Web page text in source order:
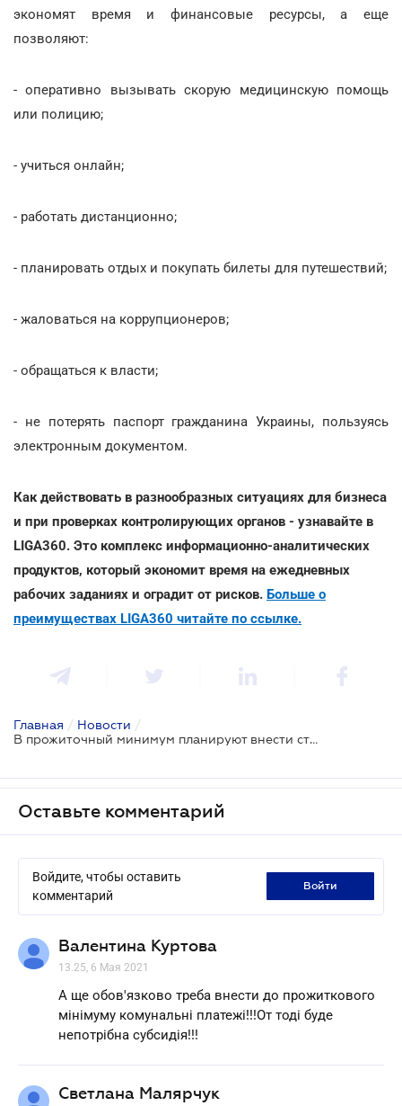
экономят время и финансовые ресурсы, а еще
позволяют:
- оперативно вызывать скорую медицинскую помощь
или полицию;
- учиться онлайн;
- работать дистанционно;
- планировать отдых и покупать билеты для путешествий;
- жаловаться на коррупционеров;
- обращаться к власти;
- не потерять паспорт гражданина Украины, пользуясь
электронным документом.
Как действовать в разнообразных ситуациях для бизнеса
и при проверках контролирующих органов - узнавайте в
LIGA360. Это комплекс информационно-аналитических
продуктов, который экономит время на ежедневных
рабочих заданиях и оградит от рисков. Больше о
преимуществах LIGA360 читайте по ссылке.
Главная / Новости /
В прожиточный минимум планируют внести стоимость услуг мобильной связи и интернета
Оставьте комментарий
Войдите, чтобы оставить
комментарий
войти
Валентина Куртова
13.25, 6 Мая 2021
А ще обов'язково треба внести до прожиткового
мінімуму комунальні платежі!!!От тоді буде
непотрібна субсидія!!!
Светлана Малярчук